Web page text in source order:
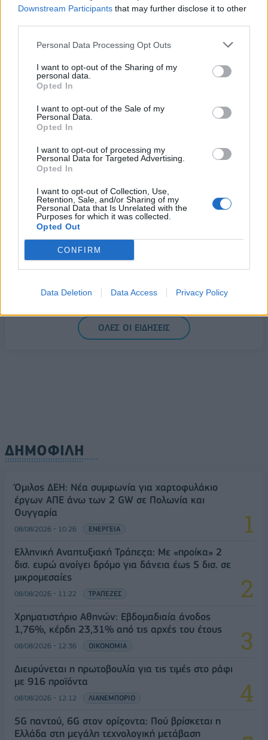
Downstream Participants that may further disclose it to other
Personal Data Processing Opt Outs
I want to opt-out of the Sharing of my
personal data.
Opted In
I want to opt-out of the Sale of my
Personal Data.
Opted In
I want to opt-out of processing my
Personal Data for Targeted Advertising.
Opted In
I want to opt-out of Collection, Use,
Retention, Sale, and/or Sharing of my
Personal Data that Is Unrelated with the
Purposes for which it was collected.
Opted Out
CONFIRM
Data Deletion Data Access Privacy Policy
μάρκετινγκ
Χρηματιστήριο Αθηνών: Εβδομαδιαία άνοδος
08/08/2026 - 12:36 ΟΙΚΟΝΟΜΙΑ
με 916 προϊόντα
08/08/2026 - 12:12 ΛΙΑΝΕΜΠΟΡΙΟ
Health Monitoring: Η εθνική υποδομή για την
αξιοποίηση των δεδομένων υγείας προς όφελος
των πολιτών
08/08/2026 - 11:48
Ελληνική Αναπτυξιακή Τράπεζα: Με «προίκα» 2 δισ.
08/08/2026 - 11:22 ΤΡΑΠΕΖΕΣ
5G παντού, 6G στον ορίζοντα: Πού βρίσκεται η
Ελλάδα στη μεγάλη τεχνολογική μετάβαση
ΟΛΕΣ ΟΙ ΕΙΔΗΣΕΙΣ
ΔΗΜΟΦΙΛΗ
Όμιλος ΔΕΗ: Νέα συμφωνία για χαρτοφυλάκιο
έργων ΑΠΕ άνω των 2 GW σε Πολωνία και
Ουγγαρία
08/08/2026 - 10:26 ΕΝΕΡΓΕΙΑ
Ελληνική Αναπτυξιακή Τράπεζα: Με «προίκα» 2
δισ. ευρώ ανοίγει δρόμο για δάνεια έως 5 δισ. σε
μικρομεσαίες
08/08/2026 - 11:22 ΤΡΑΠΕΖΕΣ
Χρηματιστήριο Αθηνών: Εβδομαδιαία άνοδος
1,76%, κέρδη 23,31% από τις αρχές του έτους
08/08/2026 - 12:36 ΟΙΚΟΝΟΜΙΑ
Διευρύνεται η πρωτοβουλία για τις τιμές στο ράφι
με 916 προϊόντα
08/08/2026 - 12:12 ΛΙΑΝΕΜΠΟΡΙΟ
5G παντού, 6G στον ορίζοντα: Πού βρίσκεται η
Ελλάδα στη μεγάλη τεχνολογική μετάβαση